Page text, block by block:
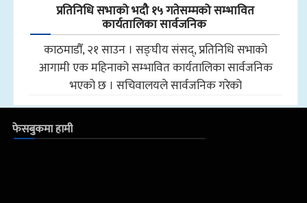
प्रतिनिधि सभाको भदौ १५ गतेसम्मको सम्भावित
कार्यतालिका सार्वजनिक
काठमाडौँ, २१ साउन । सङ्घीय संसद्, प्रतिनिधि सभाको
आगामी एक महिनाको सम्भावित कार्यतालिका सार्वजनिक
भएको छ । सचिवालयले सार्वजनिक गरेको
फेसबुकमा हामी